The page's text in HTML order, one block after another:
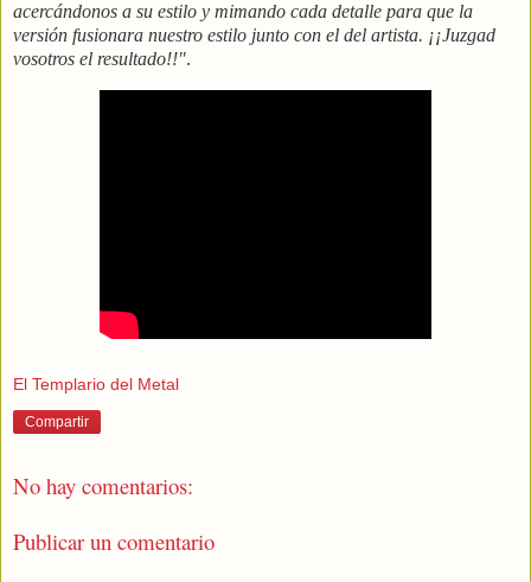
acercándonos a su estilo y mimando cada detalle para que la
versión fusionara nuestro estilo junto con el del artista. ¡¡Juzgad
vosotros el resultado!!".
El Templario del Metal
Compartir
No hay comentarios:
Publicar un comentario